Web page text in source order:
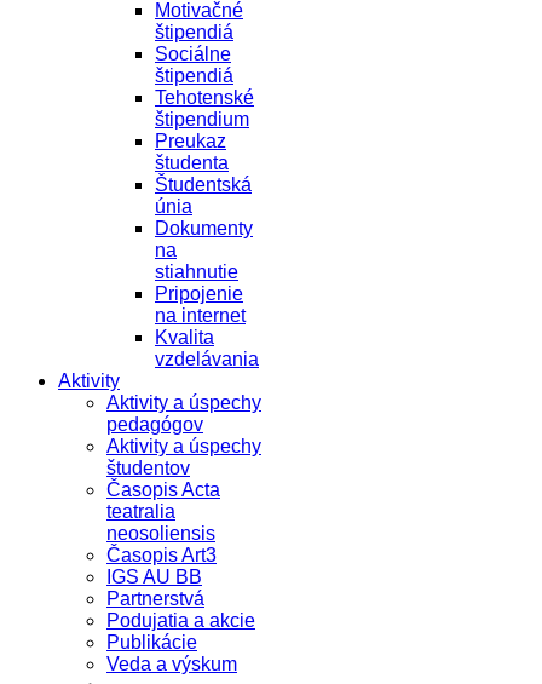
Motivačné
štipendiá
Sociálne
štipendiá
Tehotenské
štipendium
Preukaz
študenta
Študentská
únia
Dokumenty
na
stiahnutie
Pripojenie
na internet
Kvalita
vzdelávania
Aktivity
Aktivity a úspechy
pedagógov
Aktivity a úspechy
študentov
Časopis Acta
teatralia
neosoliensis
Časopis Art3
IGS AU BB
Partnerstvá
Podujatia a akcie
Publikácie
Veda a výskum